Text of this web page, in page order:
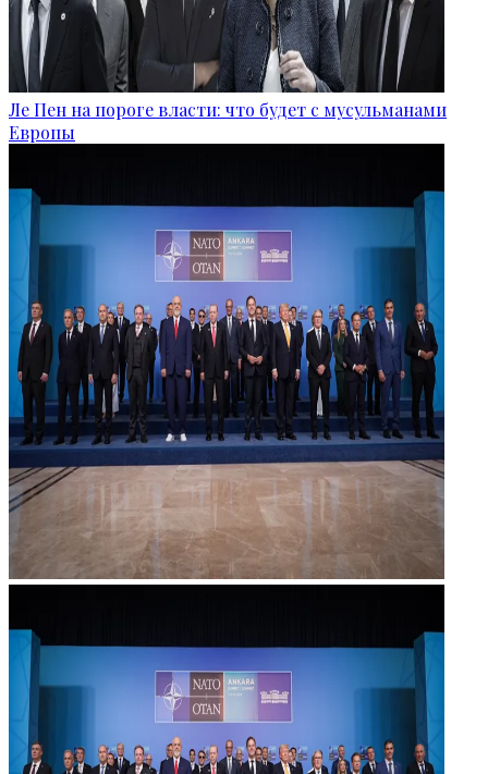
Ле Пен на пороге власти: что будет с мусульманами
Европы